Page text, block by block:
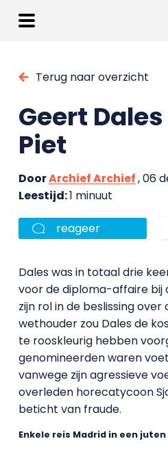
Terug naar overzicht
Geert
Piet
DoorArchief Archief, 06
Leestijd:1 minuut
reageer
Dales was in totaal drie
voor de diploma-affaire bij
zijn rol in de beslissing over
wethouder zou Dales de
te rooskleurig hebben
genomineerden waren
vanwege zijn agressieve
overleden horecatycoon
beticht van fraude.
Enkele reis Madrid in een juten